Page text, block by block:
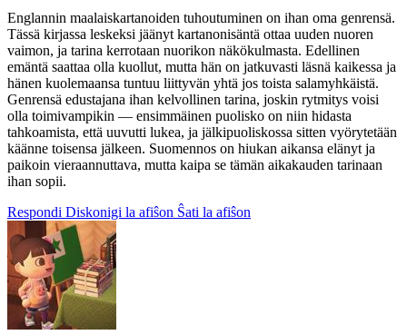
Englannin maalaiskartanoiden tuhoutuminen on ihan oma genrensä.
Tässä kirjassa leskeksi jäänyt kartanonisäntä ottaa uuden nuoren
vaimon, ja tarina kerrotaan nuorikon näkökulmasta. Edellinen
emäntä saattaa olla kuollut, mutta hän on jatkuvasti läsnä kaikessa ja
hänen kuolemaansa tuntuu liittyvän yhtä jos toista salamyhkäistä.
Genrensä edustajana ihan kelvollinen tarina, joskin rytmitys voisi
olla toimivampikin — ensimmäinen puolisko on niin hidasta
tahkoamista, että uuvutti lukea, ja jälkipuoliskossa sitten vyörytetään
käänne toisensa jälkeen. Suomennos on hiukan aikansa elänyt ja
paikoin vieraannuttava, mutta kaipa se tämän aikakauden tarinaan
ihan sopii.
Respondi Diskonigi la afiŝon Ŝati la afiŝon